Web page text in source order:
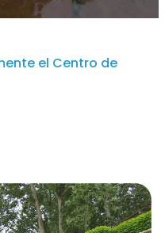
el Centro de